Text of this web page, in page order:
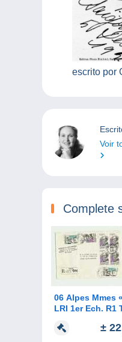
escrito por
Voir
Complete
06 Alpes Mmes « NICE »
LRI 1er Ech. R1 Tarif à
±